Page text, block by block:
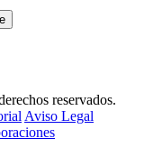
reservados.
Aviso Legal